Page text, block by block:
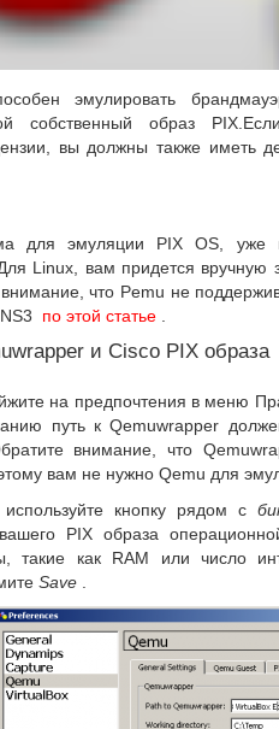
эмулировать
собственный образ
вы должны также иметь
для эмуляции PIX OS, уже
Linux, вам придется вручную
внимание, что Pemu не
по этой статье
и Cisco PIX образа
на предпочтения в меню
путь к Qemuwrapper
внимание, что
вам не нужно Qemu для
кнопку рядом с
PIX образа
такие как RAM или число
Save.